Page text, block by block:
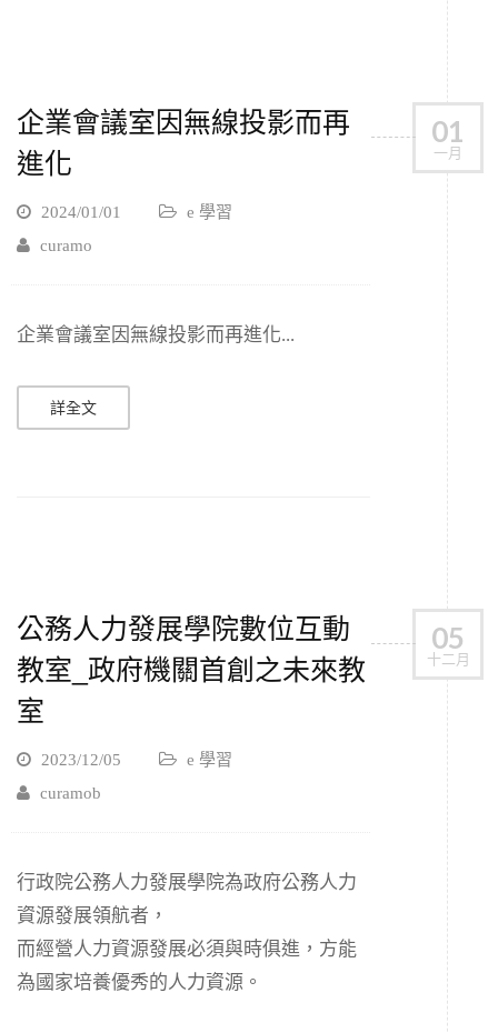
01
一月
企業會議室因無線投影而再
進化
2024/01/01
e 學習
curamo
企業會議室因無線投影而再進化...
詳全文
05
十二月
公務人力發展學院數位互動
教室_政府機關首創之未來教
室
2023/12/05
e 學習
curamob
行政院公務人力發展學院為政府公務人力
資源發展領航者，
而經營人力資源發展必須與時俱進，方能
為國家培養優秀的人力資源。